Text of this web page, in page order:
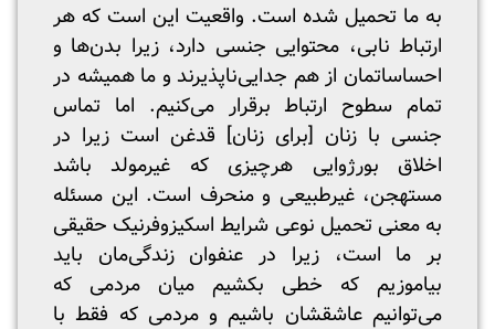
به ما تحمیل شده است. واقعیت این است که هر
ارتباط نابی، محتوایی جنسی دارد، زیرا بدن‌ها و
احساساتمان از هم جدایی‌ناپذیرند و ما همیشه در
تمام سطوح ارتباط برقرار می‌کنیم. اما تماس
جنسی با زنان [برای زنان] قدغن است زیرا در
اخلاق بورژوایی هرچیزی که غیرمولد باشد
مستهجن، غیرطبیعی و منحرف است. این مسئله
به معنی تحمیل نوعی شرایط اسکیزوفرنیک حقیقی
بر ما است، زیرا در عنفوان زندگی‌مان باید
بیاموزیم که خطی بکشیم میان مردمی که
می‌توانیم عاشقشان باشیم و مردمی که فقط با